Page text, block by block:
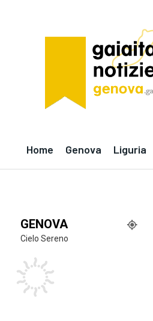
Home Genova Liguria
GENOVA
Cielo Sereno